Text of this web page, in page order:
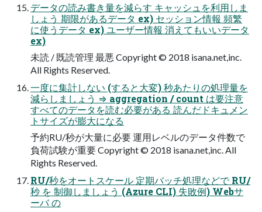
データの読み書き量を減らす キャッシュを利⽤しま
しょう 期限があるデータ ex) セッション情報 頻繁
に使うデータ ex) ユーザー情報 消えてもいいデータ
ex)
未読 / 既読管理 最悪 Copyright © 2018 isana.net,inc.
All Rights Reserved.
⼀度に集計しない (すると⼤変) 秒あたりの処理量を
減らしましょう ⇒ aggregation / count は要注意
すべてのデータを読む必要がある 読んだドキュメン
トサイズが膨⼤になる
予約RU/秒が⼤量に必要 運⽤レベルのデータ件数で
負荷試験が重要 Copyright © 2018 isana.net,inc. All
Rights Reserved.
RU/秒をオートスケール 定期バッチ処理などで RU/
秒 を 制御しましょう (Azure CLI) 失敗例) Webサ
ーバ の